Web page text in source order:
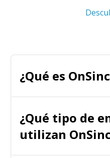
¿Qué es
personal que simplifica
comunicación y el
para las empresas.
¿Qué tipo de
utilizan